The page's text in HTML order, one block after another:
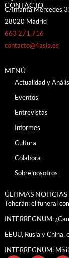
CONTACTO
C/Infanta Mercedes
28020 Madrid
663 271 716
contacto@4asia.es
MENÚ
Actualidad y
Eventos
Entrevistas
Informes
Cultura
Colabora
Sobre nosotros
ÚLTIMAS NOTICIAS
Teherán: el funeral
INTERREGNUM:
EEUU, Rusia y China,
INTERREGNUM: